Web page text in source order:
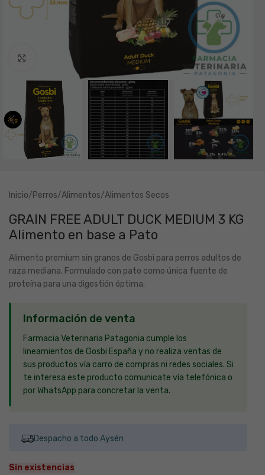
Clic para ampliar
Inicio/Perros/Alimentos/Alimentos Secos
GRAIN FREE ADULT DUCK MEDIUM 3 KG
Alimento en base a Pato
Alimento premium sin granos de Gosbi para perros adultos de
raza mediana. Formulado con pato como única fuente de
proteína para una digestión óptima.
Información de venta
Farmacia Veterinaria Patagonia cumple los
lineamientos de Gosbi España y no realiza ventas de
sus productos vía carro de compras ni redes sociales. Si
te interesa este producto comunicate vía telefónica o
por WhatsApp para concretar la venta.
Despacho a todo Aysén
Sin existencias